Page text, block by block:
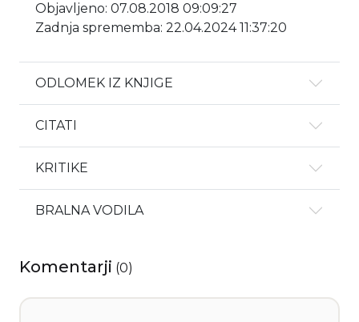
Objavljeno: 07.08.2018 09:09:27
Zadnja sprememba: 22.04.2024 11:37:20
ODLOMEK IZ KNJIGE
CITATI
KRITIKE
BRALNA VODILA
Komentarji (0)